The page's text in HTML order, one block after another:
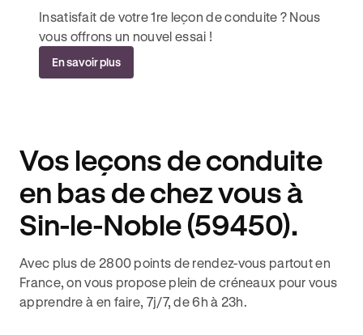
Insatisfait de votre 1re leçon de conduite ? Nous
vous offrons un nouvel essai !
En savoir plus
Vos leçons de conduite
en bas de chez vous à
Sin-le-Noble (59450).
Avec plus de 2800 points de rendez-vous partout en
France, on vous propose plein de créneaux pour vous
apprendre à en faire, 7j/7, de 6h à 23h.